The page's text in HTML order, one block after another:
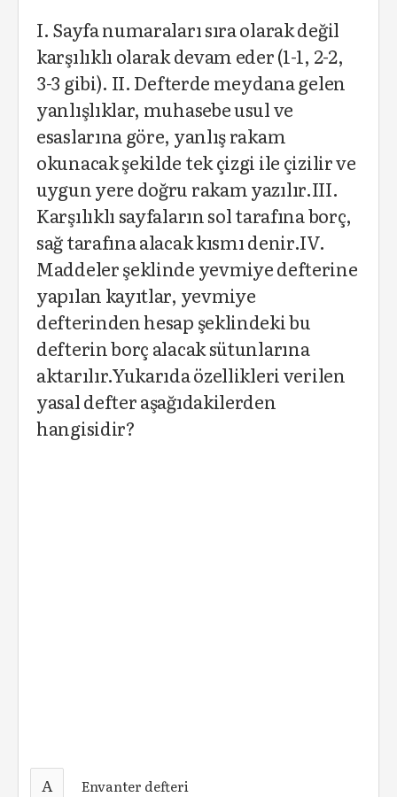
I. Sayfa numaraları sıra olarak değil
karşılıklı olarak devam eder (1-1, 2-2,
3-3 gibi). II. Defterde meydana gelen
yanlışlıklar, muhasebe usul ve
esaslarına göre, yanlış rakam
okunacak şekilde tek çizgi ile çizilir ve
uygun yere doğru rakam yazılır.III.
Karşılıklı sayfaların sol tarafına borç,
sağ tarafına alacak kısmı denir.IV.
Maddeler şeklinde yevmiye defterine
yapılan kayıtlar, yevmiye
defterinden hesap şeklindeki bu
defterin borç alacak sütunlarına
aktarılır.Yukarıda özellikleri verilen
yasal defter aşağıdakilerden
hangisidir?
A Envanter defteri